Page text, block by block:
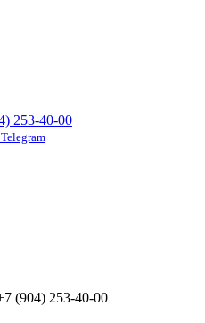
253-40-00
Telegram
(904) 253-40-00